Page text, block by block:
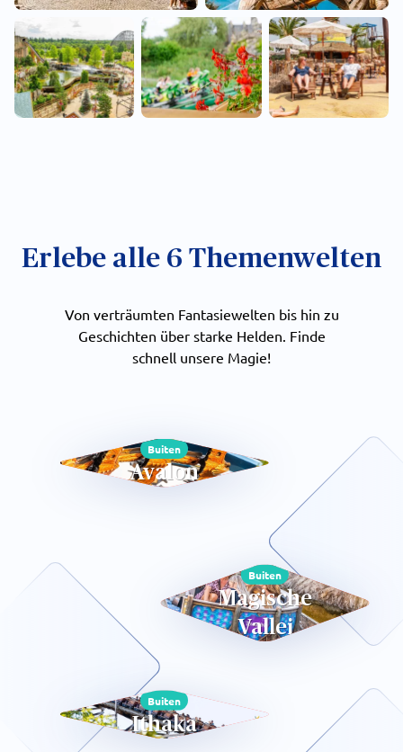
Erlebe alle 6 Themenwelten
Von verträumten Fantasiewelten bis hin zu
Geschichten über starke Helden. Finde
schnell unsere Magie!
Buiten
Avalon
Buiten
Magische
Vallei
Buiten
Ithaka